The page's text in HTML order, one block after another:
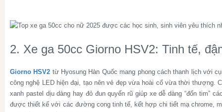
2. Xe ga 50cc Giorno HSV2: Tinh tế,
Giorno HSV2 từ Hyosung Hàn Quốc mang phong cách thanh lịch với
công nghệ LED hiện đại, tạo nên vẻ đẹp vừa hoài cổ vừa thời thượng.
xanh pastel dịu dàng hay đỏ đun quyến rũ giúp xe dễ dàng “đốn tim”
được thiết kế với các đường cong tinh tế, kết hợp chi tiết mạ chrome,